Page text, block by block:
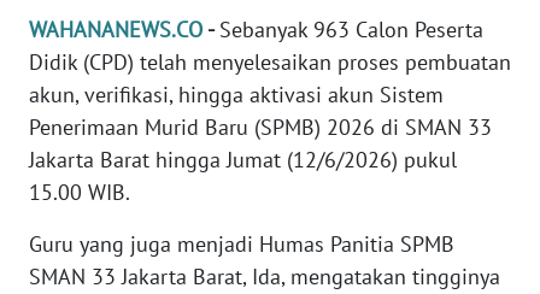
WAHANANEWS.CO -Sebanyak 963 Calon Peserta
Didik (CPD) telah menyelesaikan proses pembuatan
akun, verifikasi, hingga aktivasi akun Sistem
Penerimaan Murid Baru (SPMB) 2026 di SMAN 33
Jakarta Barat hingga Jumat (12/6/2026) pukul
15.00 WIB.
Guru yang juga menjadi Humas Panitia SPMB
SMAN 33 Jakarta Barat, Ida, mengatakan tingginya
INDEKS
BERITA
KONTAK
INFO
IKLAN